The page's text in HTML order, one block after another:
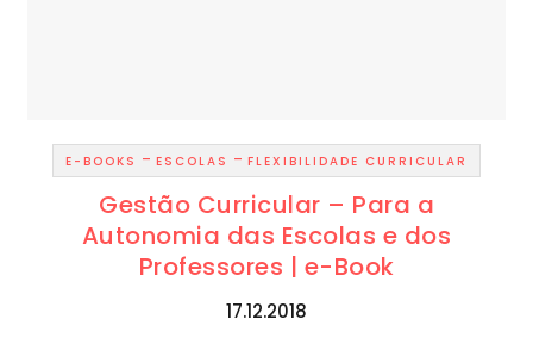
E-BOOKS - ESCOLAS - FLEXIBILIDADE CURRICULAR
Gestão Curricular – Para a
Autonomia das Escolas e dos
Professores | e-Book
17.12.2018